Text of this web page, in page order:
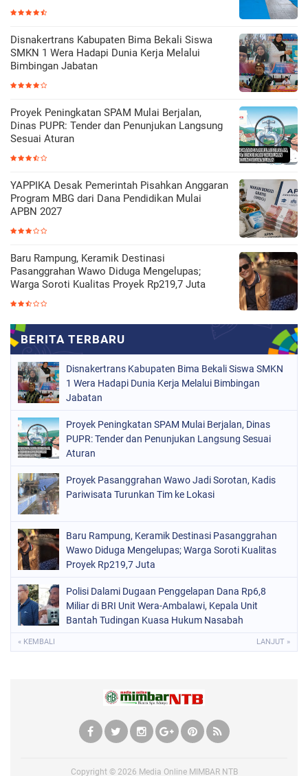
Disnakertrans Kabupaten Bima Bekali Siswa
SMKN 1 Wera Hadapi Dunia Kerja Melalui
Bimbingan Jabatan
Proyek Peningkatan SPAM Mulai Berjalan,
Dinas PUPR: Tender dan Penunjukan Langsung
Sesuai Aturan
YAPPIKA Desak Pemerintah Pisahkan Anggaran
Program MBG dari Dana Pendidikan Mulai
APBN 2027
Baru Rampung, Keramik Destinasi
Pasanggrahan Wawo Diduga Mengelupas;
Warga Soroti Kualitas Proyek Rp219,7 Juta
Disnakertrans Kabupaten Bima Bekali Siswa SMKN
1 Wera Hadapi Dunia Kerja Melalui Bimbingan
Jabatan
Proyek Peningkatan SPAM Mulai Berjalan, Dinas
PUPR: Tender dan Penunjukan Langsung Sesuai
Aturan
Proyek Pasanggrahan Wawo Jadi Sorotan, Kadis
Pariwisata Turunkan Tim ke Lokasi
Baru Rampung, Keramik Destinasi Pasanggrahan
Wawo Diduga Mengelupas; Warga Soroti Kualitas
Proyek Rp219,7 Juta
Polisi Dalami Dugaan Penggelapan Dana Rp6,8
Miliar di BRI Unit Wera-Ambalawi, Kepala Unit
Bantah Tudingan Kuasa Hukum Nasabah
« KEMBALI LANJUT »
Copyright © 2026 Media Online MIMBAR NTB